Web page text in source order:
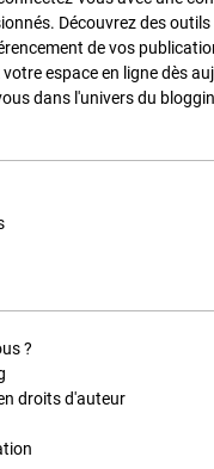
Découvrez des
de vos
espace en ligne dès
dans l'univers du
?
droits d'auteur